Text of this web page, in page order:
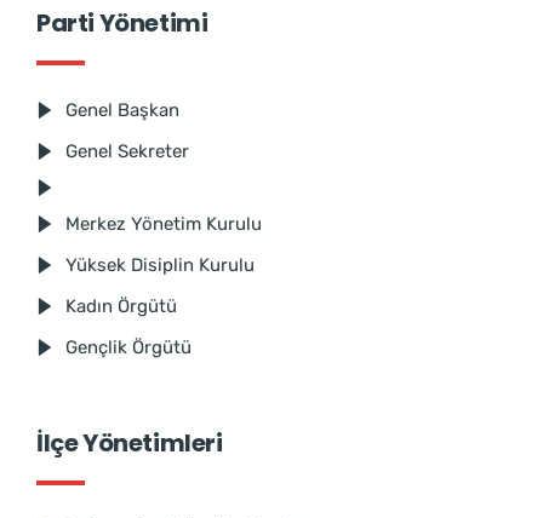
Parti Yönetimi
Genel Başkan
Genel Sekreter
Merkez Yönetim Kurulu
Yüksek Disiplin Kurulu
Kadın Örgütü
Gençlik Örgütü
İlçe Yönetimleri